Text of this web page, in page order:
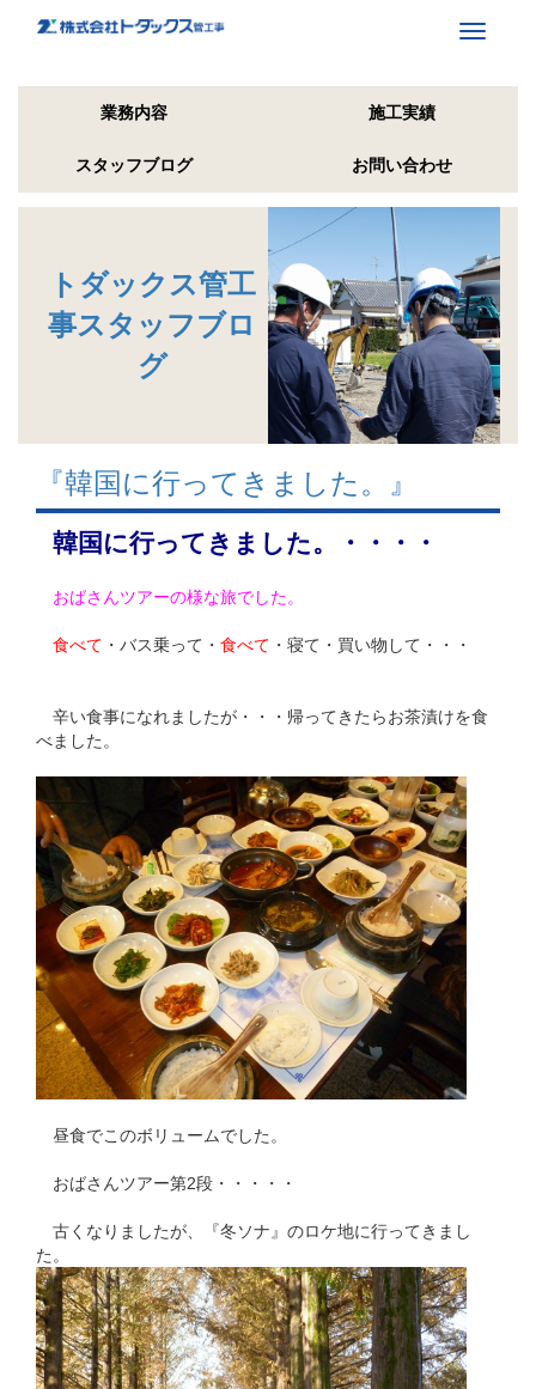
Toggle
業務内容 施工実績
スタッフブログ お問い合わせ
トダックス管工
事スタッフブロ
グ
『韓国に行ってきました。』
韓国に行ってきました。・・・・
おばさんツアーの様な旅でした。
食べて ・バス乗って・ 食べて ・寝て・買い物して・・・
辛い食事になれましたが・・・帰ってきたらお茶漬けを食
べました。
昼食でこのボリュームでした。
おばさんツアー第2段・・・・・
古くなりましたが、『冬ソナ』のロケ地に行ってきまし
た。